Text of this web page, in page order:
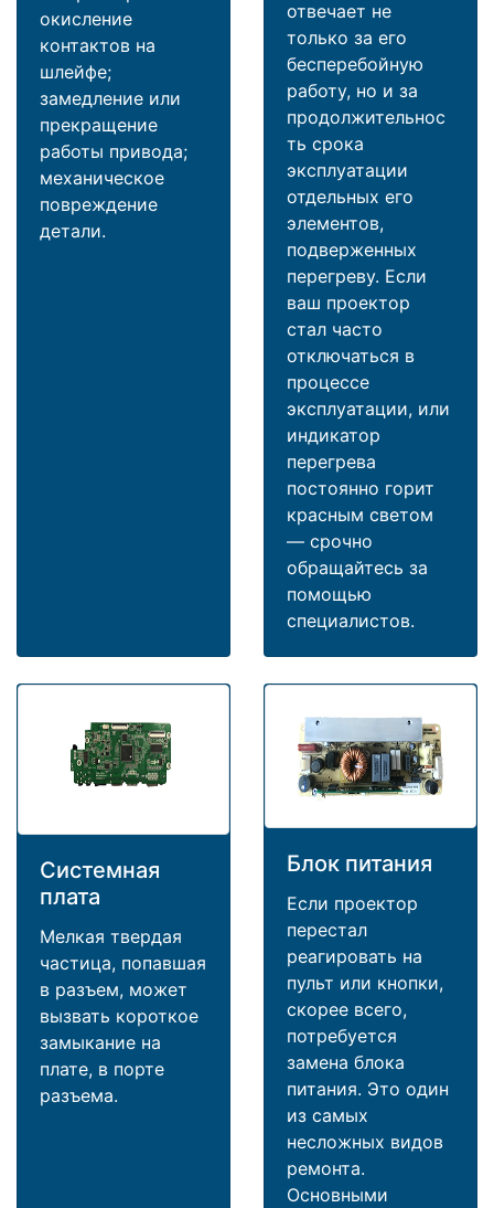
окисление
контактов на
шлейфе;
замедление или
прекращение
работы привода;
механическое
повреждение
детали.
отвечает не
только за его
бесперебойную
работу, но и за
продолжительнос
ть срока
эксплуатации
отдельных его
элементов,
подверженных
перегреву. Если
ваш проектор
стал часто
отключаться в
процессе
эксплуатации, или
индикатор
перегрева
постоянно горит
красным светом
— срочно
обращайтесь за
помощью
специалистов.
Системная
плата
Мелкая твердая
частица, попавшая
в разъем, может
вызвать короткое
замыкание на
плате, в порте
разъема.
Блок питания
Если проектор
перестал
реагировать на
пульт или кнопки,
скорее всего,
потребуется
замена блока
питания. Это один
из самых
несложных видов
ремонта.
Основными